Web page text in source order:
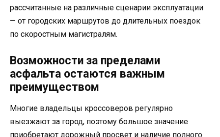
рассчитанные на различные сценарии эксплуатации
— от городских маршрутов до длительных поездок
по скоростным магистралям.
Возможности за пределами
асфальта остаются важным
преимуществом
Многие владельцы кроссоверов регулярно
выезжают за город, поэтому большое значение
приобретают дорожный просвет и наличие полного